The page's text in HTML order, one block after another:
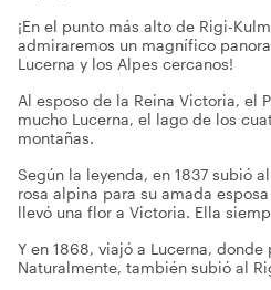
¡En el punto más alto de Rigi-
admiraremos un magnífico
Lucerna y los Alpes cercanos!
Al esposo de la Reina Victoria, el
mucho Lucerna, el lago de los
montañas.
Según la leyenda, en 1837 subió
rosa alpina para su amada
llevó una flor a Victoria. Ella
Y en 1868, viajó a Lucerna, donde
Naturalmente, también subió al